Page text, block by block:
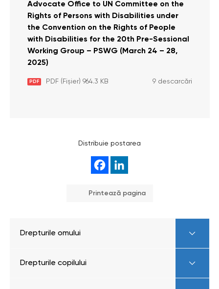
Advocate Office to UN Committee on the
Rights of Persons with Disabilities under
the Convention on the Rights of People
with Disabilities for the 20th Pre-Sessional
Working Group – PSWG (March 24 – 28,
2025)
PDF PDF (Fișier) 964.3 KB 9 descarcări
Distribuie postarea
Printează pagina
Drepturile omului
Drepturile copilului